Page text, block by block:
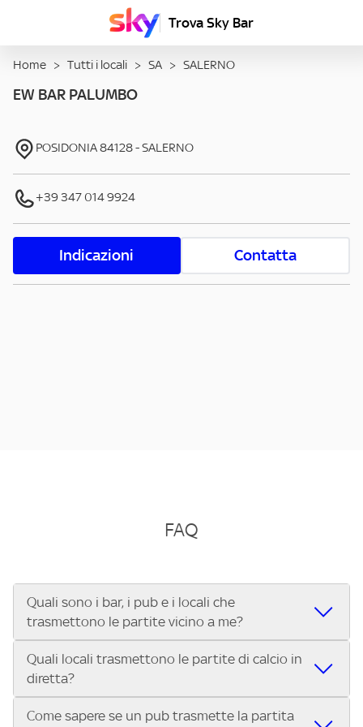
Trova Sky Bar
Home > Tutti i locali > SA > SALERNO
EW BAR PALUMBO
POSIDONIA84128-SALERNO
+39 347 014 9924
Indicazioni Contatta
FAQ
Quali sono i bar, i pub e i locali che
trasmettono le partite vicino a me?
Se cerchi un bar, pub, ristorante o locale vicino a te per
vedere le partite di Serie A ENILIVE, la Serie C Sky Wifi, la
UEFA Champions League, la UEFA Europa League, la UEFA
Conference League, il Tennis, la Formula 1®, la MotoGP™ e
Quali locali trasmettono le partite di calcio in
diretta?
Vuoi sapere quali bar, pub o ristoranti mostrano le partite
Come sapere se un pub trasmette la partita